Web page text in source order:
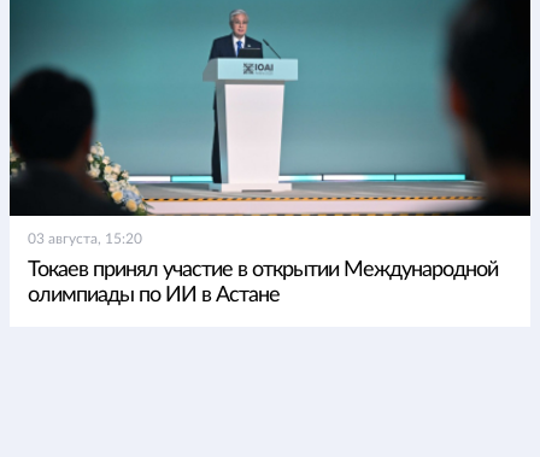
03 августа, 15:20
Токаев принял участие в открытии Международной
олимпиады по ИИ в Астане